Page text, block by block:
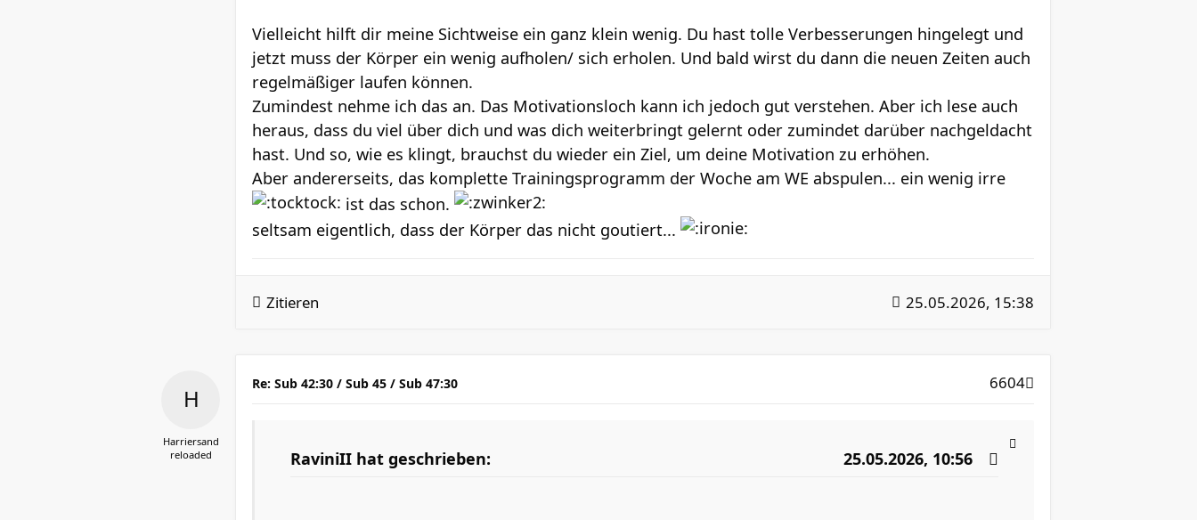
Vielleicht hilft dir meine Sichtweise ein ganz klein wenig. Du hast tolle Verbesserungen hingelegt und
jetzt muss der Körper ein wenig aufholen/ sich erholen. Und bald wirst du dann die neuen Zeiten auch
regelmäßiger laufen können.
Zumindest nehme ich das an. Das Motivationsloch kann ich jedoch gut verstehen. Aber ich lese auch
heraus, dass du viel über dich und was dich weiterbringt gelernt oder zumindet darüber nachgeldacht
hast. Und so, wie es klingt, brauchst du wieder ein Ziel, um deine Motivation zu erhöhen.
Aber andererseits, das komplette Trainingsprogramm der Woche am WE abspulen... ein wenig irre
ist das schon.
seltsam eigentlich, dass der Körper das nicht goutiert...
Zitieren 25.05.2026, 15:38
Harriersand
reloaded
Re: Sub 42:30 / Sub 45 / Sub 47:30 6604
RaviniII hat geschrieben: 25.05.2026, 10:56